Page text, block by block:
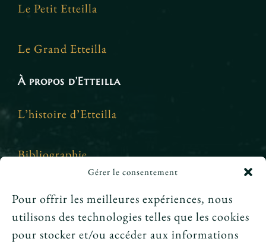
Gérer le consentement
Pour offrir les meilleures expériences, nous
utilisons des technologies telles que les cookies
pour stocker et/ou accéder aux informations
Le Petit Etteilla
Le Grand Etteilla
À propos d’Etteilla
L’histoire d’Etteilla
Bibliographie
Crédits et mentions légales